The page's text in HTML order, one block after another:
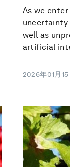
As we
uncertainty
well as
artificial
2026年01月15